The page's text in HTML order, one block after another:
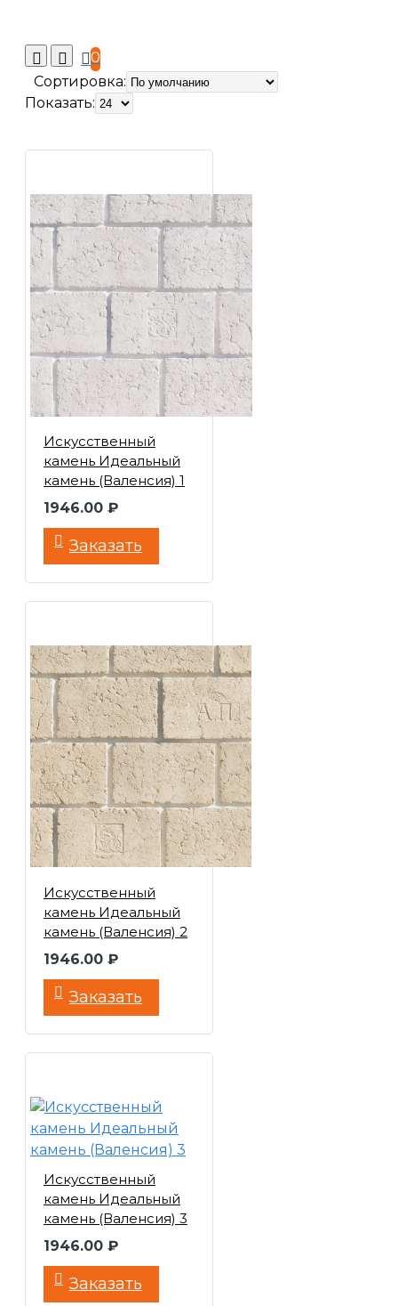
0
Сортировка:
Показать:
Искусственный
камень Идеальный
камень (Валенсия) 1
1946.00 ₽
Заказать
Искусственный
камень Идеальный
камень (Валенсия) 2
1946.00 ₽
Заказать
Искусственный
камень Идеальный
камень (Валенсия) 3
1946.00 ₽
Заказать